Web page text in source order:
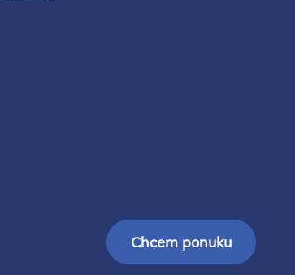
Chcem ponuku